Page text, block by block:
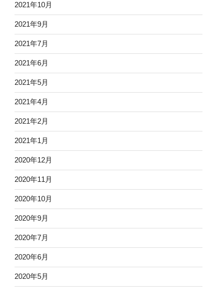
2021年10月
2021年9月
2021年7月
2021年6月
2021年5月
2021年4月
2021年2月
2021年1月
2020年12月
2020年11月
2020年10月
2020年9月
2020年7月
2020年6月
2020年5月